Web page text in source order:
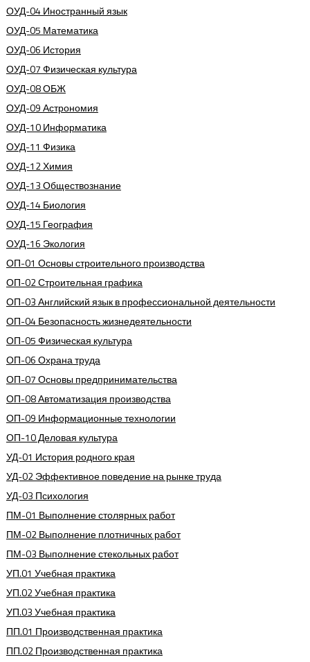
ОУД-04 Иностранный язык
ОУД-05 Математика
ОУД-06 История
ОУД-07 Физическая культура
ОУД-08 ОБЖ
ОУД-09 Астрономия
ОУД-10 Информатика
ОУД-11 Физика
ОУД-12 Химия
ОУД-13 Обществознание
ОУД-14 Биология
ОУД-15 География
ОУД-16 Экология
ОП-01 Основы строительного производства
ОП-02 Строительная графика
ОП-03 Английский язык в профессиональной деятельности
ОП-04 Безопасность жизнедеятельности
ОП-05 Физическая культура
ОП-06 Охрана труда
ОП-07 Основы предпринимательства
ОП-08 Автоматизация производства
ОП-09 Информационные технологии
ОП-10 Деловая культура
УД-01 История родного края
УД-02 Эффективное поведение на рынке труда
УД-03 Психология
ПМ-01 Выполнение столярных работ
ПМ-02 Выполнение плотничных работ
ПМ-03 Выполнение стекольных работ
УП.01 Учебная практика
УП.02 Учебная практика
УП.03 Учебная практика
ПП.01 Производственная практика
ПП.02 Производственная практика